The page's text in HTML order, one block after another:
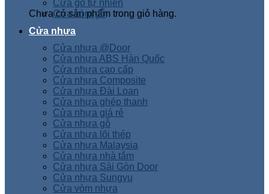
Chưa có sản phẩm trong giỏ hàng.
Cửa gỗ tự nhiên
Cửa vòm gỗ
Cửa nhựa
Cửa nhựa @Door
Cửa nhựa ABS Hàn Quốc
Cửa nhựa cao cấp
Cửa nhựa Composite
Cửa nhựa Đài Loan
Cửa nhựa ghép thanh
Cửa nhựa giá rẻ
Cửa nhựa gỗ
Cửa nhựa lõi thép
Cửa nhựa Malaysia
Cửa nhựa nhà tắm
Cửa nhựa Sài Gòn Door
Cửa nhựa Sungyu
Cửa vòm nhựa